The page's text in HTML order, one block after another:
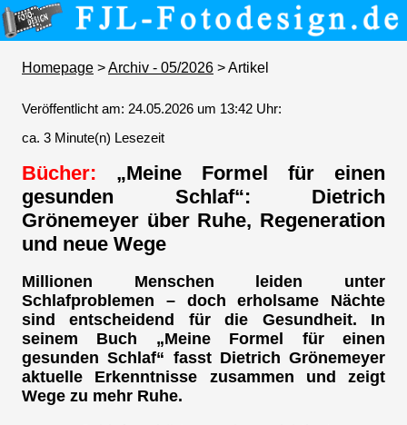
Homepage >Archiv - 05/2026 > Artikel
Veröffentlicht am: 24.05.2026 um 13:42 Uhr:
ca. 3 Minute(n) Lesezeit
Bücher: „Meine Formel für einen
gesunden Schlaf“: Dietrich
Grönemeyer über Ruhe, Regeneration
und neue Wege
Millionen Menschen leiden unter
Schlafproblemen – doch erholsame Nächte
sind entscheidend für die Gesundheit. In
seinem Buch „Meine Formel für einen
gesunden Schlaf“ fasst Dietrich Grönemeyer
aktuelle Erkenntnisse zusammen und zeigt
Wege zu mehr Ruhe.